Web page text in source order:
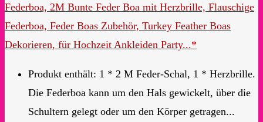
Federboa, 2M Bunte Feder Boa mit Herzbrille, Flauschige
Federboa, Feder Boas Zubehör, Turkey Feather Boas
Dekorieren, für Hochzeit Ankleiden Party...*
Produkt enthält: 1 * 2 M Feder-Schal, 1 * Herzbrille.
Die Federboa kann um den Hals gewickelt, über die
Schultern gelegt oder um den Körper getragen...